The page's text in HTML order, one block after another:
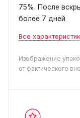
75%. После
более 7 дней
Все
Изображение
от фактического